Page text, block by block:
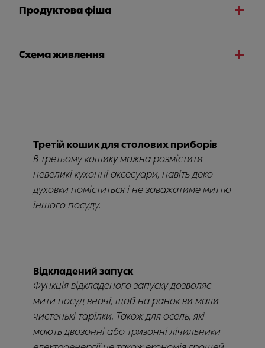
Продуктова фіша
Схема живлення
Третій кошик для столових приборів
В третьому кошику можна розмістити
невеликі кухонні аксесуари, навіть деко
духовки поміститься і не заважатиме миттю
іншого посуду.
Відкладений запуск
Функція відкладеного запуску дозволяє
мити посуд вночі, щоб на ранок ви мали
чистенькі тарілки. Також для осель, які
мають двозонні або тризонні лічильники